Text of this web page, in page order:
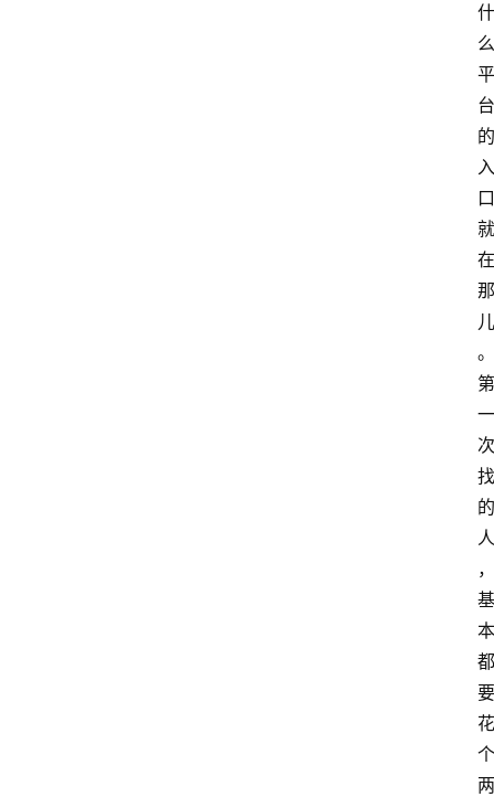
什
么
平
台
的
入
口
就
在
那
儿
。
第
一
次
找
的
人
，
基
本
都
要
花
个
两